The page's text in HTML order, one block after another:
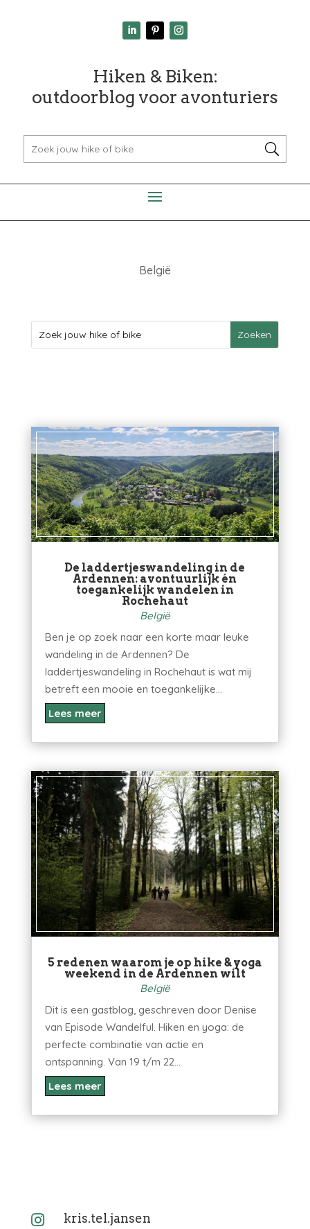
Hiken & Biken:
outdoorblog voor avonturiers
België
De laddertjeswandeling in de
Ardennen: avontuurlijk én
toegankelijk wandelen in
Rochehaut
België
Ben je op zoek naar een korte maar leuke
wandeling in de Ardennen? De
laddertjeswandeling in Rochehaut is wat mij
betreft een mooie en toegankelijke...
Lees meer
5 redenen waarom je op hike & yoga
weekend in de Ardennen wilt
België
Dit is een gastblog, geschreven door Denise
van Episode Wandelful. Hiken en yoga: de
perfecte combinatie van actie en
ontspanning. Van 19 t/m 22...
Lees meer
 kris.tel.jansen